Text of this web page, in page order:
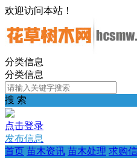
欢迎访问本站！
分类信息
分类信息
搜 索
点击登录
发布信息
首页 苗木资讯 苗木处理 求购